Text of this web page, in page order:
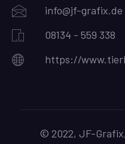
info@jf-grafix.de
08134 - 559 338
https://
© 2022, JF-